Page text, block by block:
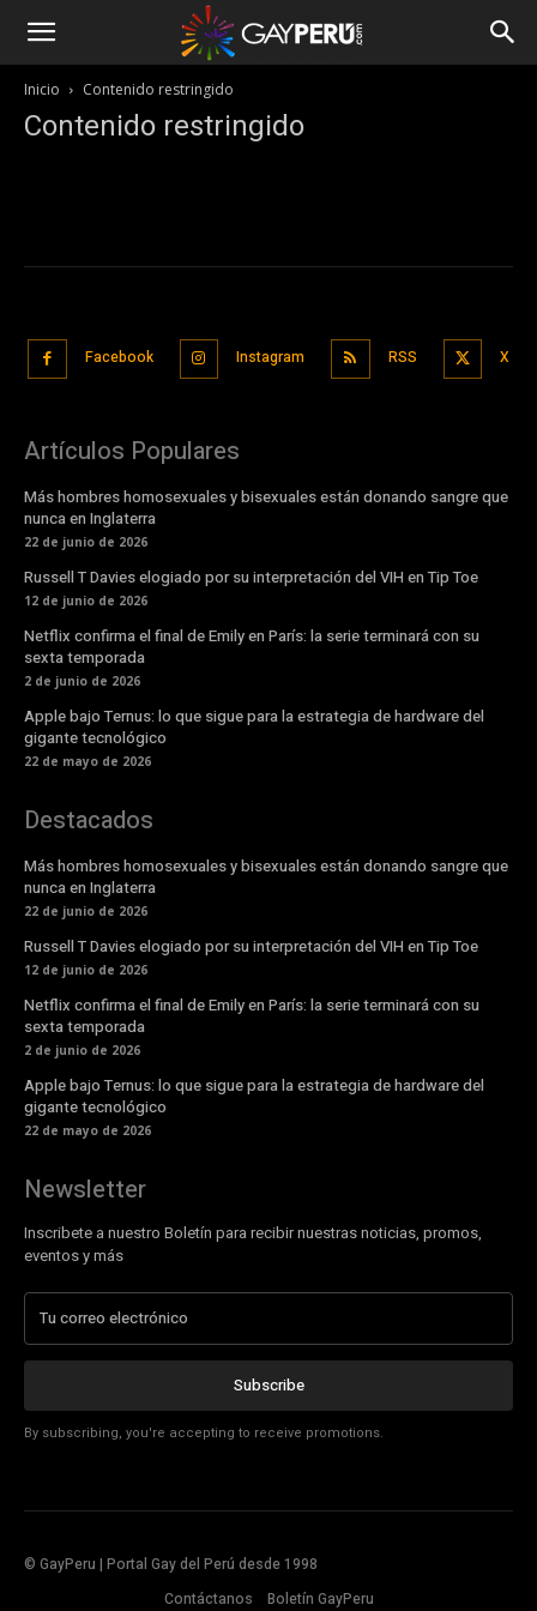
Inicio Contenido restringido
Contenido restringido
Facebook Instagram RSS X
Artículos Populares
Más hombres homosexuales y bisexuales están donando sangre que
nunca en Inglaterra
22 de junio de 2026
Russell T Davies elogiado por su interpretación del VIH en Tip Toe
12 de junio de 2026
Netflix confirma el final de Emily en París: la serie terminará con su
sexta temporada
2 de junio de 2026
Apple bajo Ternus: lo que sigue para la estrategia de hardware del
gigante tecnológico
22 de mayo de 2026
Destacados
Más hombres homosexuales y bisexuales están donando sangre que
nunca en Inglaterra
22 de junio de 2026
Russell T Davies elogiado por su interpretación del VIH en Tip Toe
12 de junio de 2026
Netflix confirma el final de Emily en París: la serie terminará con su
sexta temporada
2 de junio de 2026
Apple bajo Ternus: lo que sigue para la estrategia de hardware del
gigante tecnológico
22 de mayo de 2026
Newsletter
Inscribete a nuestro Boletín para recibir nuestras noticias, promos,
eventos y más
Subscribe
By subscribing, you're accepting to receive promotions.
© GayPeru | Portal Gay del Perú desde 1998
Contáctanos
Boletín GayPeru